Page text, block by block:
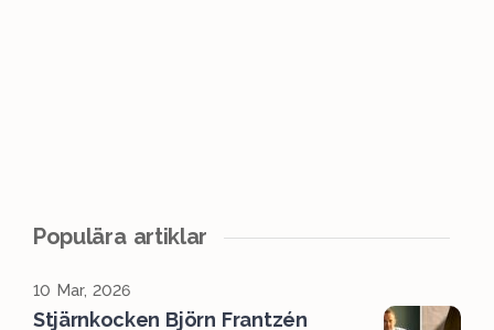
Populära artiklar
10 Mar, 2026
Stjärnkocken Björn Frantzén